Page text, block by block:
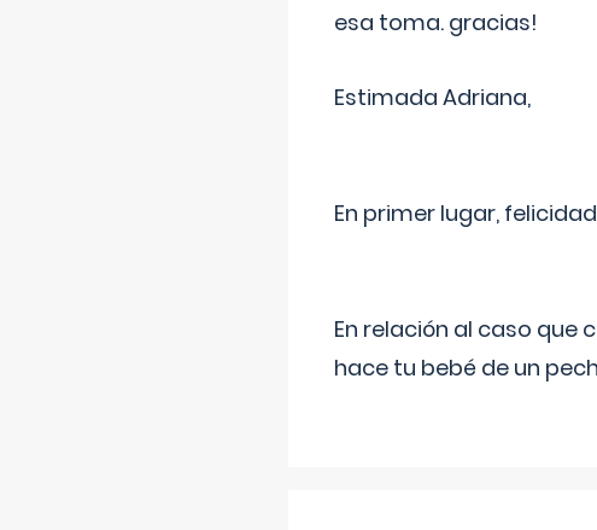
esa toma. gracias!
Estimada Adriana,
En primer lugar,
En relación al caso que
hace tu bebé de un